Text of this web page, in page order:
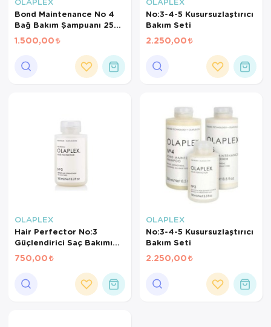
Kozmetik, Kişisel Bakım ve Sağlık
Bond Maintenance No 4
Bağ Bakım Şampuanı 250
Ml 2'li
1.500,00
No:3-4-5 Kusursuzlaştırıcı
Bakım Seti
2.250,00
OLAPLEX
Hair Perfector No:3
Güçlendirici Saç Bakımı
100 ml OLPLX37
750,00
OLAPLEX
No:3-4-5 Kusursuzlaştırıcı
Bakım Seti
2.250,00